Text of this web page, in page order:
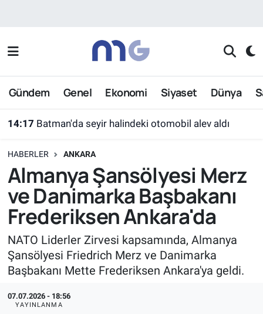
Gündem Genel Ekonomi Siyaset Dünya
14:17 Batman'da seyir halindeki otomobil alev aldı
HABERLER ANKARA
Almanya Şansölyesi Merz
ve Danimarka Başbakanı
Frederiksen Ankara'da
NATO Liderler Zirvesi kapsamında, Almanya
Şansölyesi Friedrich Merz ve Danimarka
Başbakanı Mette Frederiksen Ankara'ya geldi.
07.07.2026 - 18:56
YAYINLANMA
Nöbetçi Eczaneler
Hava Durumu
Süper Lig Puan Durumu ve Fikstür
Tüm Manşetler
Son Dakika Haberleri
Haber Arşivi